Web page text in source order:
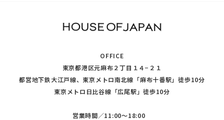
OFFICE
東京都港区元麻布２丁目１４−２１
都営地下鉄大江戸線、東京メトロ南北線「麻布十番駅」徒歩10分
東京メトロ日比谷線「広尾駅」徒歩10分
営業時間／11:00〜18:00